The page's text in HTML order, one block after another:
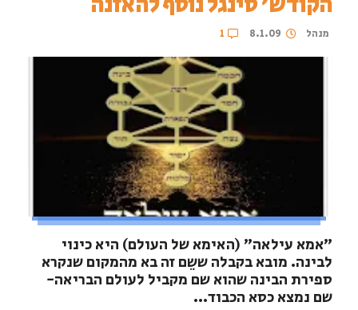
מנהל 8.1.09
1
"אמא עילאה" (האימא של העולם) היא כינוי
לבינה. מובא בקבלה ששֵם זה בא מהמקום שנקרא
ספירת הבינה שהוא שם מקביל לעולם הבריאה-
שם נמצא כסא הכבוד...